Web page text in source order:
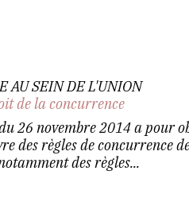
AU SEIN DE L'UNION
de la concurrence
26 novembre 2014 a pour
des règles de concurrence
des règles...